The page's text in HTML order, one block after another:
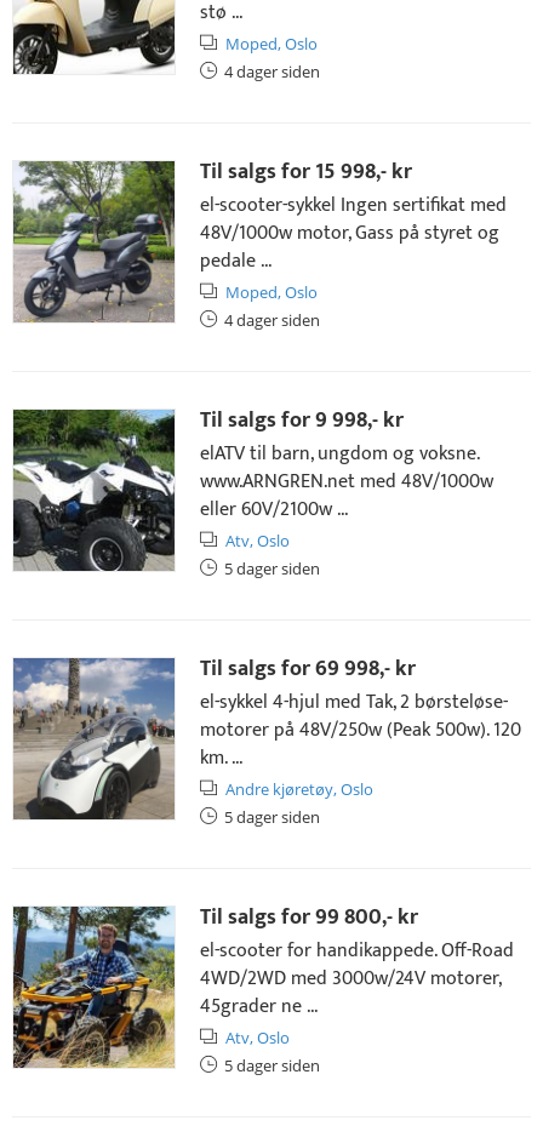
stø ...
Moped,Oslo
4 dager siden
Til salgs for15 998,- kr
el-scooter-sykkel Ingen sertifikat med
48V/1000w motor, Gass på styret og
pedale ...
Moped,Oslo
4 dager siden
Til salgs for9 998,- kr
elATV til barn, ungdom og voksne.
www.ARNGREN.net med 48V/1000w
eller 60V/2100w ...
Atv,Oslo
5 dager siden
Til salgs for69 998,- kr
el-sykkel 4-hjul med Tak, 2 børsteløse-
motorer på 48V/250w (Peak 500w). 120
km. ...
Andre kjøretøy,Oslo
5 dager siden
Til salgs for99 800,- kr
el-scooter for handikappede. Off-Road
4WD/2WD med 3000w/24V motorer,
45grader ne ...
Atv,Oslo
5 dager siden